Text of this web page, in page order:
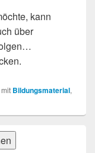
kann
über
Bildungsmaterial,